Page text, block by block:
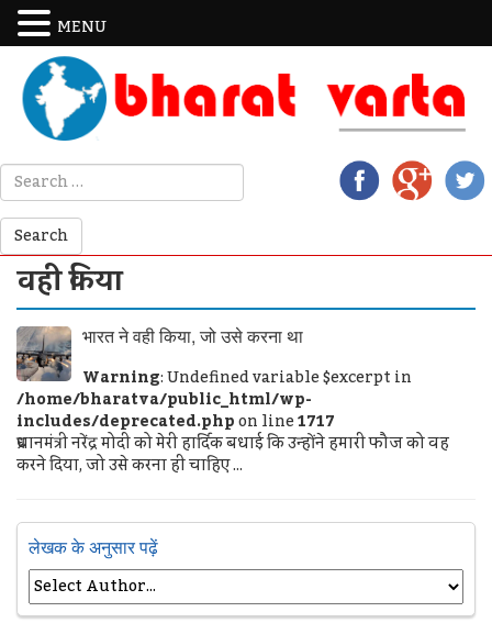
वही किया
भारत ने वही किया, जो उसे करना था
Warning: Undefined variable $excerpt in
/home/bharatva/public_html/wp-
includes/deprecated.phpon line1717
प्रधानमंत्री नरेंद्र मोदी को मेरी हार्दिक बधाई कि उन्होंने हमारी फौज को वह
करने दिया, जो उसे करना ही चाहिए ...
लेखक के अनुसार पढ़ें
MENU